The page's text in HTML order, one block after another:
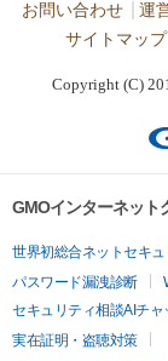
お問い合わせ 運
サイトマップ
Copyright (C)
GMOインターネット
世界初総合ネットセキュ
パスワード漏洩診断
セキュリティ相談AIチャ
実在証明・盗聴対策